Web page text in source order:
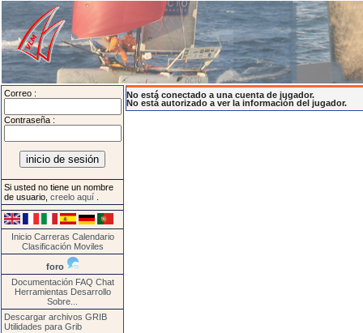
Correo :
Contraseña :
Si usted no tiene un nombre
de usuario, creelo aquí
Inicio Carreras Calendario
Clasificación Moviles
foro
Documentación FAQ Chat
Herramientas Desarrollo
Sobre...
Descargar archivos GRIB
Utilidades para Grib
No está conectado a una cuenta de jugador.
No está autorizado a ver la información del jugador.